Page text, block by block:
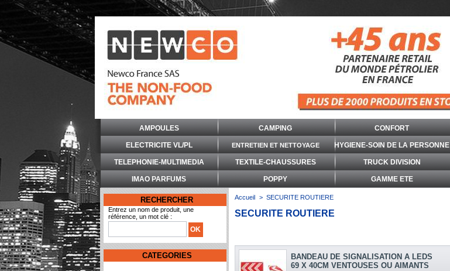
AMPOULES CAMPING CONFORT
ELECTRICITE VL/PL ENTRETIEN ET NETTOYAGE HYGIENE-SOIN DE LA PERSONNE
TELEPHONIE-MULTIMEDIA TEXTILE-CHAUSSURES TRUCK DIVISION
IMAO PARFUMS POPPY GAMME ETE
RECHERCHER
Entrez un nom de produit, une
référence, un mot clé :
CATEGORIES
Accueil > SECURITE ROUTIERE
SECURITE ROUTIERE
BANDEAU DE SIGNALISATION A LEDS
69 X 40CM VENTOUSES OU AIMANTS